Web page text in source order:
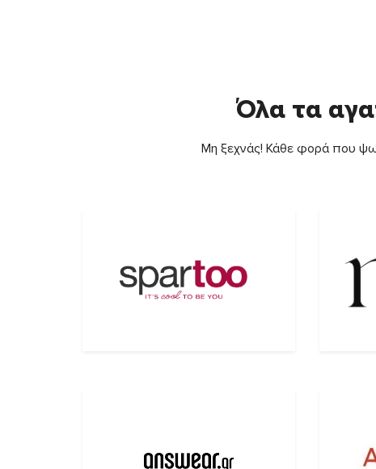
Όλα τα
Μη ξεχνάς! Κάθε φορά που